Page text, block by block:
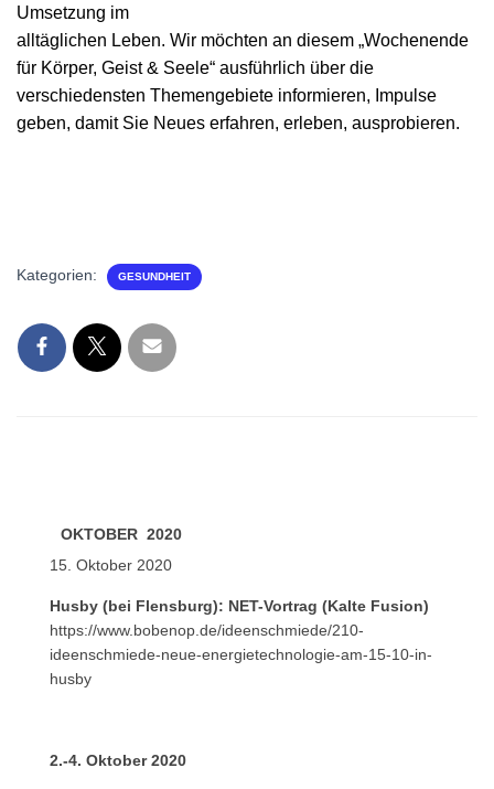
Umsetzung im
alltäglichen Leben. Wir möchten an diesem „Wochenende
für Körper, Geist & Seele“ ausführlich über die
verschiedensten Themengebiete informieren, Impulse
geben, damit Sie Neues erfahren, erleben, ausprobieren.
Kategorien: GESUNDHEIT
OKTOBER 2020
15. Oktober 2020
Husby (bei Flensburg): NET-Vortrag (Kalte Fusion)
https://www.bobenop.de/ideenschmiede/210-
ideenschmiede-neue-energietechnologie-am-15-10-in-
husby
2.-4. Oktober 2020